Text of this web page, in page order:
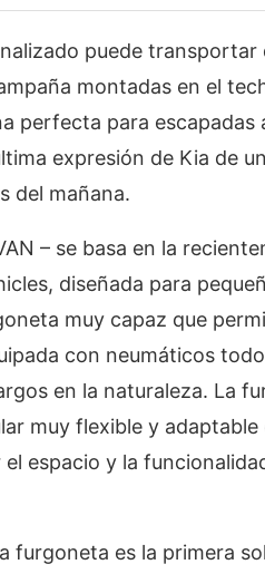
puede
montadas en el
perfecta para
expresión de Kia de
del mañana.
– se basa en la
diseñada para
muy capaz que
con neumáticos
en la naturaleza. La
muy flexible y
espacio y la
furgoneta es la primera